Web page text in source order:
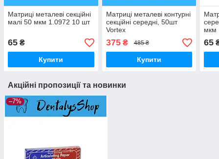
Матриці металеві секційні
малі 50 мкм 1.0972 10 шт
65 ₴
Купити
Матриці металеві контурні
секційні середні, 50шт
Vortex
375₴ 485 ₴
Купити
мкм
65
Акційні пропозиції та новинки
–7%